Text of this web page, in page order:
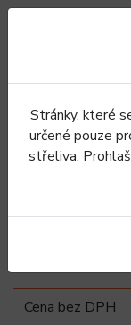
Úvod Doplnky
Neo Shotgun
Neo
pušku
Cena bez DPH
Stránky, které
určené pouze
střeliva.